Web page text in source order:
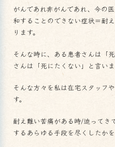
がんであれ非がんであれ、今の
和することのできない症状＝耐
ります。
そんな時に、ある患者さんは「
さんは「死にたくない」と言いま
そんな方々を私は在宅スタッフ
す。
耐え難い苦痛がある時/迫ってき
するあらゆる手段を尽くしたかを